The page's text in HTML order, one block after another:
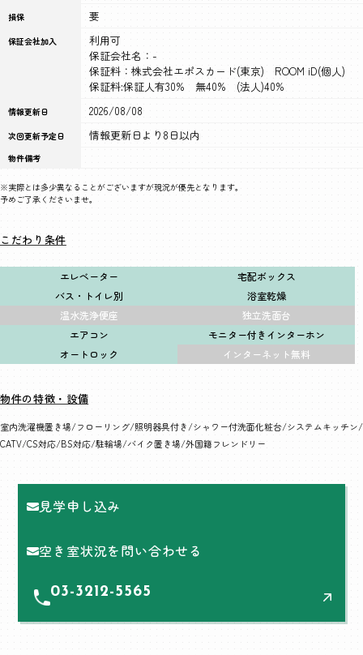
※実際とは多少異なることがございますが現況が優先となります。
予めご了承くださいませ。
損保 要
保証会社加入
利用可
保証会社名：-
保証料：株式会社エポスカード(東京) ROOM iD(個人)
保証料:保証人有30% 無40% (法人)40%
情報更新日 2026/08/08
次回更新予定日 情報更新日より8日以内
物件備考
こだわり条件
エレベーター
宅配ボックス
バス・トイレ別
浴室乾燥
温水洗浄便座
独立洗面台
エアコン
モニター付きインターホン
オートロック
インターネット無料
物件の特徴・設備
室内洗濯機置き場 フローリング 照明器具付き シャワー付洗面化粧台 システムキッチン
CATV CS対応 BS対応 駐輪場 バイク置き場 外国籍フレンドリー
見学申し込み
空き室状況を問い合わせる
03-3212-5565